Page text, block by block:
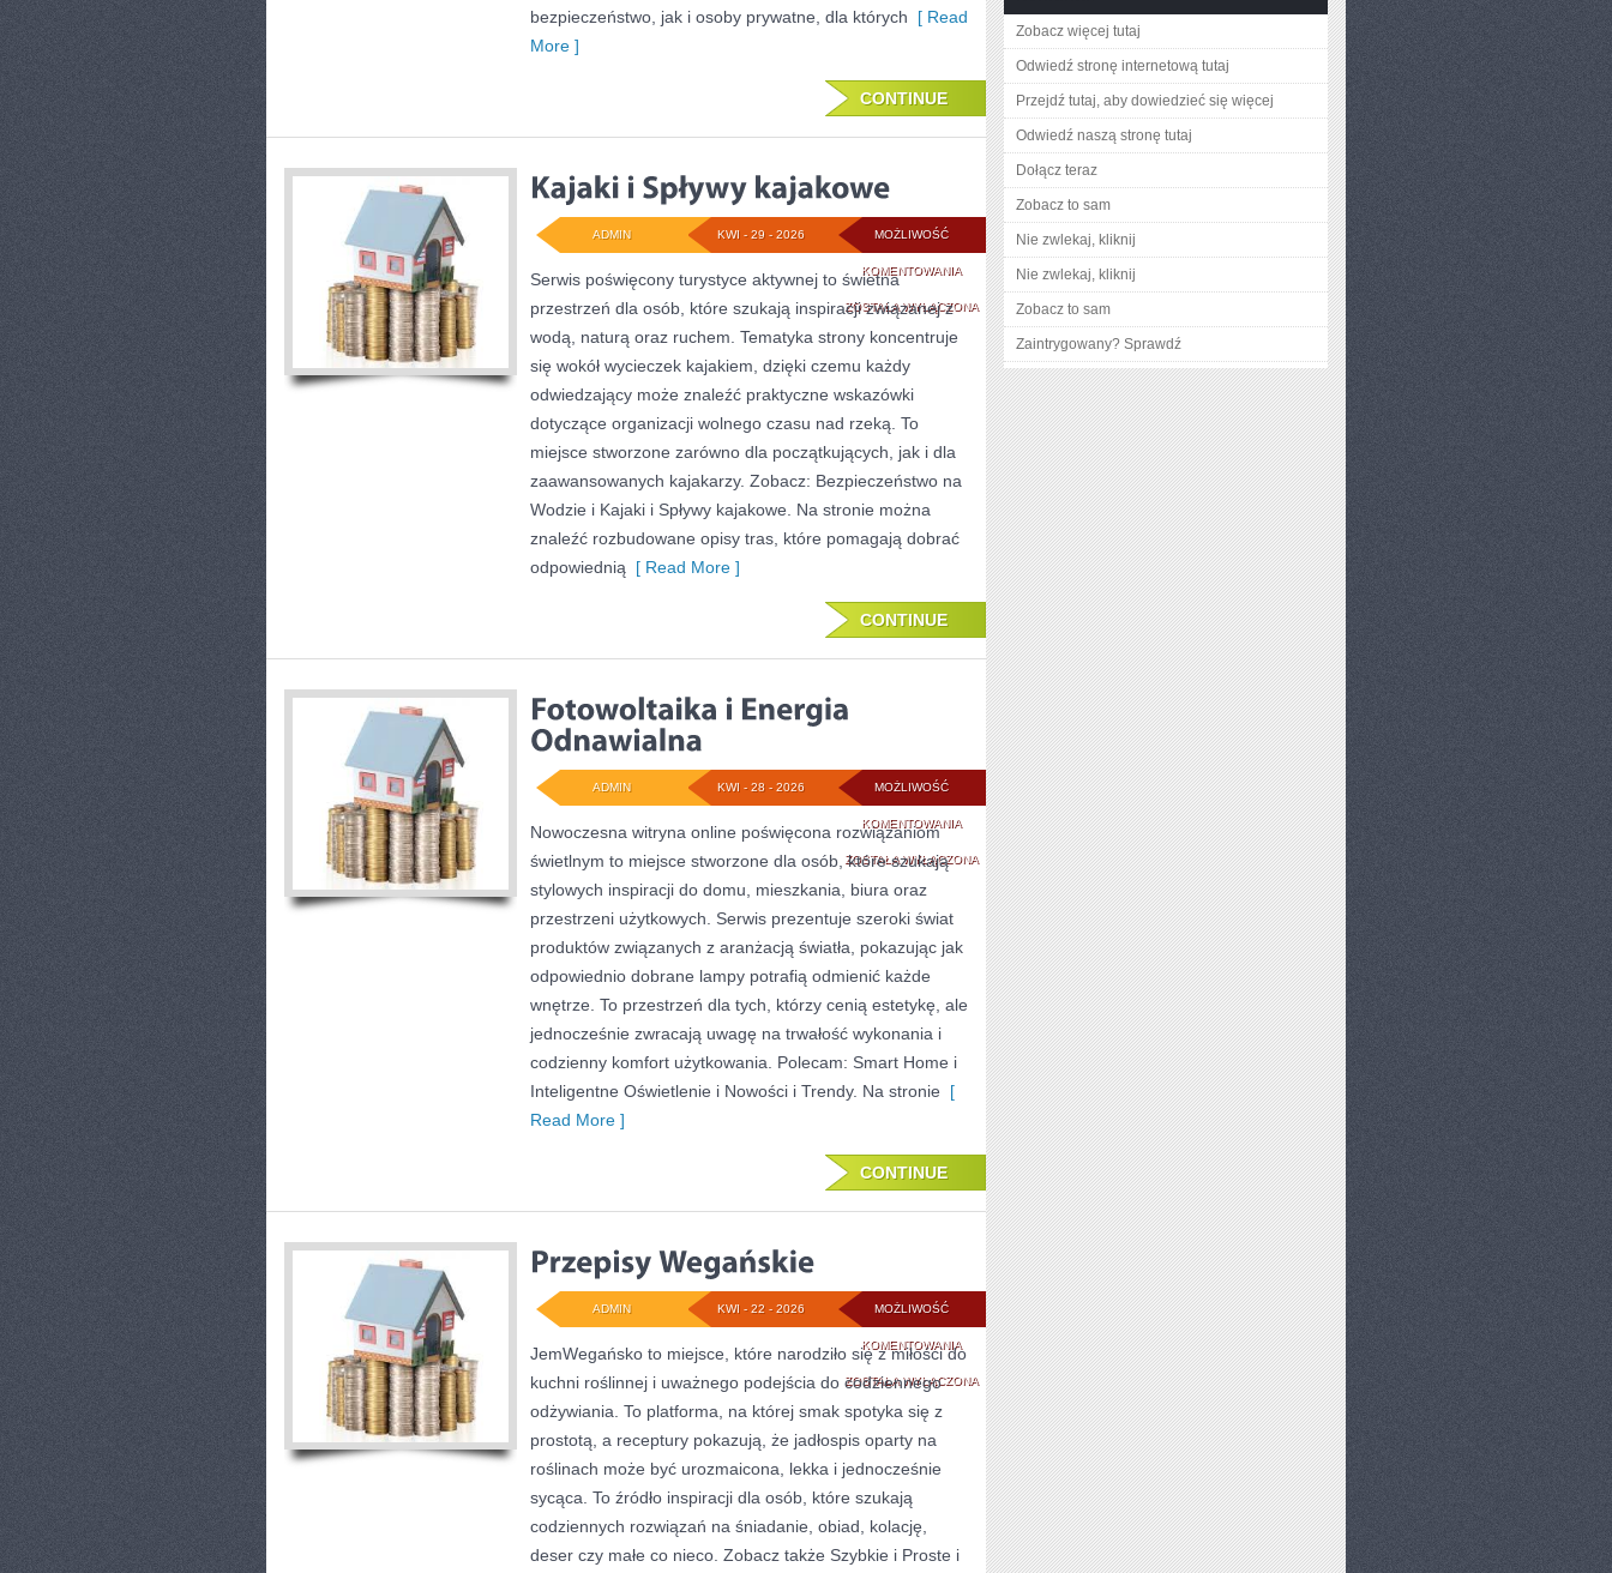
bezpieczeństwo, jak i osoby prywatne, dla których [ Read
More ]
CONTINUE
MOŻLIWOŚĆ
KOMENTOWANIAKAJAKI
I
SPŁYWY
KAJAKOWE
ZOSTAŁA WYŁĄCZONA
KWI - 29 - 2026
ADMIN
Serwis poświęcony turystyce aktywnej to świetna
przestrzeń dla osób, które szukają inspiracji związanej z
wodą, naturą oraz ruchem. Tematyka strony koncentruje
się wokół wycieczek kajakiem, dzięki czemu każdy
odwiedzający może znaleźć praktyczne wskazówki
dotyczące organizacji wolnego czasu nad rzeką. To
miejsce stworzone zarówno dla początkujących, jak i dla
zaawansowanych kajakarzy. Zobacz: Bezpieczeństwo na
Wodzie i Kajaki i Spływy kajakowe. Na stronie można
znaleźć rozbudowane opisy tras, które pomagają dobrać
odpowiednią [ Read More ]
CONTINUE
MOŻLIWOŚĆ
KOMENTOWANIAFOTOWOLTAIKA
I
ENERGIA
ODNAWIALNA
ZOSTAŁA WYŁĄCZONA
KWI - 28 - 2026
ADMIN
Nowoczesna witryna online poświęcona rozwiązaniom
świetlnym to miejsce stworzone dla osób, które szukają
stylowych inspiracji do domu, mieszkania, biura oraz
przestrzeni użytkowych. Serwis prezentuje szeroki świat
produktów związanych z aranżacją światła, pokazując jak
odpowiednio dobrane lampy potrafią odmienić każde
wnętrze. To przestrzeń dla tych, którzy cenią estetykę, ale
jednocześnie zwracają uwagę na trwałość wykonania i
codzienny komfort użytkowania. Polecam: Smart Home i
Inteligentne Oświetlenie i Nowości i Trendy. Na stronie [
Read More ]
CONTINUE
MOŻLIWOŚĆ
KOMENTOWANIAPRZEPISY
WEGAŃSKIE
ZOSTAŁA WYŁĄCZONA
KWI - 22 - 2026
ADMIN
JemWegańsko to miejsce, które narodziło się z miłości do
kuchni roślinnej i uważnego podejścia do codziennego
odżywiania. To platforma, na której smak spotyka się z
prostotą, a receptury pokazują, że jadłospis oparty na
roślinach może być urozmaicona, lekka i jednocześnie
sycąca. To źródło inspiracji dla osób, które szukają
codziennych rozwiązań na śniadanie, obiad, kolację,
deser czy małe co nieco. Zobacz także Szybkie i Proste i
Zobacz więcej tutaj
Odwiedź stronę internetową tutaj
Przejdź tutaj, aby dowiedzieć się więcej
Odwiedź naszą stronę tutaj
Dołącz teraz
Zobacz to sam
Nie zwlekaj, kliknij
Nie zwlekaj, kliknij
Zobacz to sam
Zaintrygowany? Sprawdź